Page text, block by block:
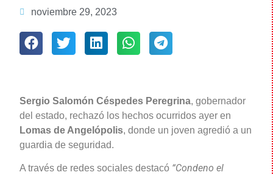
noviembre 29, 2023
Sergio Salomón Céspedes Peregrina, gobernador
del estado, rechazó los hechos ocurridos ayer en
Lomas de Angelópolis, donde un joven agredió a un
guardia de seguridad.
A través de redes sociales destacó “Condeno el